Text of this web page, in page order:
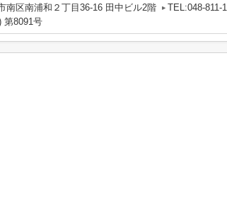
南区南浦和２丁目36-16 田中ビル2階
TEL:048-811-
第8091号